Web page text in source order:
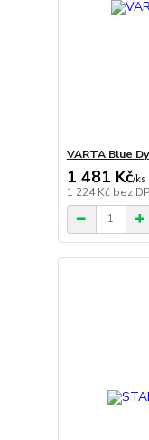
VARTA Blue
1 481 Kč/ks
1 224 Kč bez